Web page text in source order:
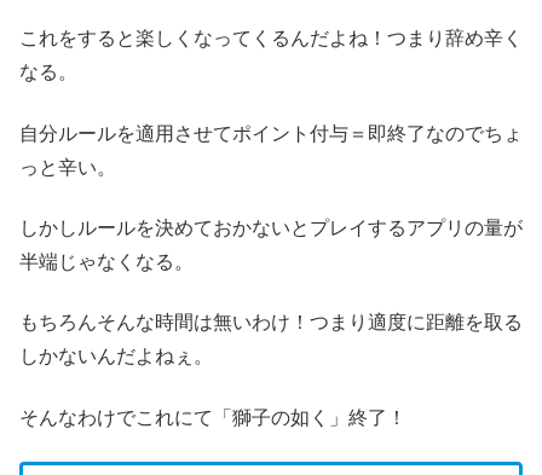
これをすると楽しくなってくるんだよね！つまり辞め辛く
なる。
自分ルールを適用させてポイント付与＝即終了なのでちょ
っと辛い。
しかしルールを決めておかないとプレイするアプリの量が
半端じゃなくなる。
もちろんそんな時間は無いわけ！つまり適度に距離を取る
しかないんだよねぇ。
そんなわけでこれにて「獅子の如く」終了！